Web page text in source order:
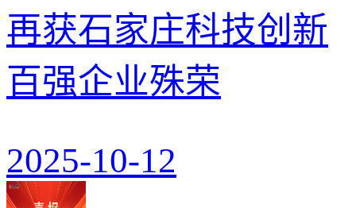
再获石家庄科技创新
百强企业殊荣
2025-10-12